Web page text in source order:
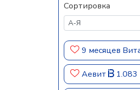
Сортировка
9 месяцев
Аевит 1.083